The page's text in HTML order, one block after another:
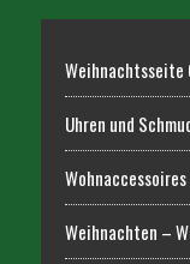
Weihnachtsseite
Uhren und
Wohnaccessoires
Weihnachten –